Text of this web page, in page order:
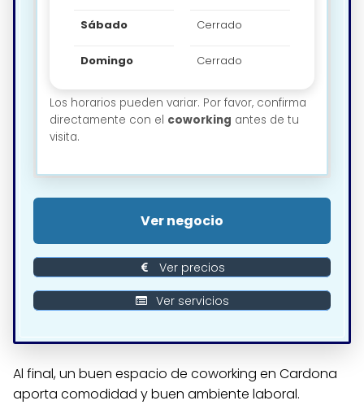
Sábado Cerrado
Domingo Cerrado
Los horarios pueden variar. Por favor, confirma
directamente con el coworking antes de tu
visita.
Ver negocio
Ver precios
Ver servicios
Al final, un buen espacio de coworking en Cardona
aporta comodidad y buen ambiente laboral.